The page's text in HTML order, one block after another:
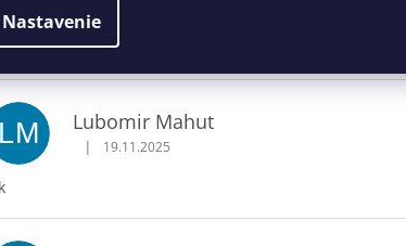
Nastavenie
SV Samuel Varga
Hodnotenie obchodu je 5 z 5 hviezdičiek.
15.1.2026
LM Lubomir Mahut
Hodnotenie obchodu je 5 z 5 hviezdičiek.
| 19.11.2025